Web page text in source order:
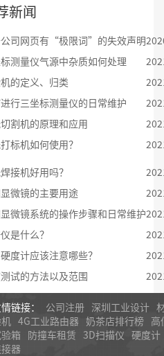
新闻
司网页有“极限词”的失效声明
测量仪气源中杂质如何处理
的定义、归类
行三坐标测量仪的日常维护
割机的原理和应用
标机如何使用？
接机好用吗？
微镜的主要用途
微镜系统的操作步骤和日常维护
是什么？
度计应该注意哪些？
试的方法以及范围
链接： 公司注册 深圳工业设计
4G工业路由器 奶茶店排行榜 高
箱 防撞车租赁 3D扫描仪 硬度计
器